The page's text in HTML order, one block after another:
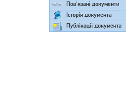
Пов'язані документи
Історія документа
Публікації документа